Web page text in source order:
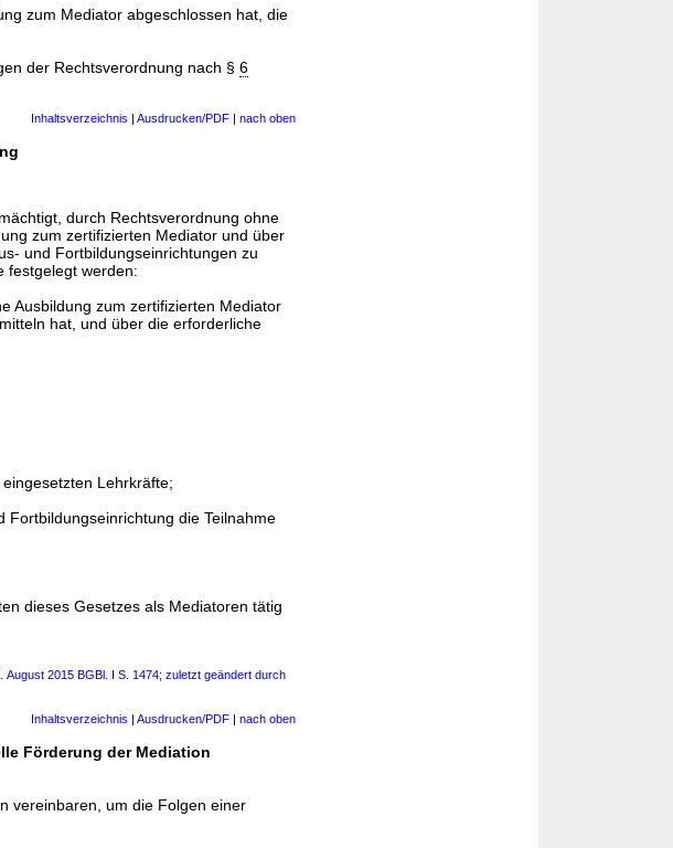
zum Mediator abgeschlossen hat, die
der Rechtsverordnung nach § 6
Inhaltsverzeichnis | Ausdrucken/PDF | nach oben
durch Rechtsverordnung ohne
zum zertifizierten Mediator und über
und Fortbildungseinrichtungen zu
festgelegt werden:
Ausbildung zum zertifizierten Mediator
hat, und über die erforderliche
Lehrkräfte;
Fortbildungseinrichtung die Teilnahme
dieses Gesetzes als Mediatoren tätig
2015 BGBl. I S. 1474; zuletzt geändert durch
Inhaltsverzeichnis | Ausdrucken/PDF | nach oben
Förderung der Mediation
vereinbaren, um die Folgen einer